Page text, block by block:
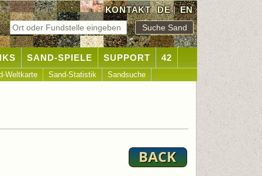
KONTAKT DE|EN
SAND-SPIELE SUPPORT 42
Weltkarte Sand-Statistik Sandsuche